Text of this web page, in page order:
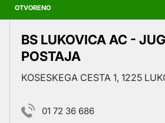
OTVORENO
BS LUKOVICA AC -
POSTAJA
KOSESKEGA CESTA 1, 1225
01 72 36 686